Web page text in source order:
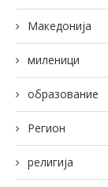
Македонија
миленици
образование
Регион
религија